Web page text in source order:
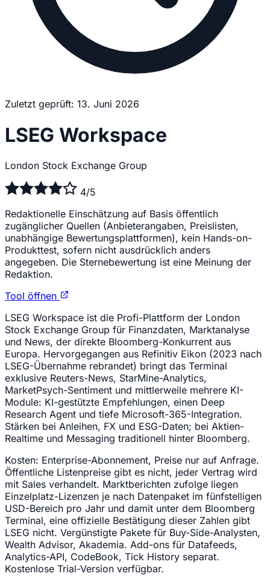
Zuletzt geprüft: 13. Juni 2026
LSEG Workspace
London Stock Exchange Group
4/5
Redaktionelle Einschätzung auf Basis öffentlich
zugänglicher Quellen (Anbieterangaben, Preislisten,
unabhängige Bewertungsplattformen), kein Hands-on-
Produkttest, sofern nicht ausdrücklich anders
angegeben. Die Sternebewertung ist eine Meinung der
Redaktion.
Tool öffnen
LSEG Workspace ist die Profi-Plattform der London
Stock Exchange Group für Finanzdaten, Marktanalyse
und News, der direkte Bloomberg-Konkurrent aus
Europa. Hervorgegangen aus Refinitiv Eikon (2023 nach
LSEG-Übernahme rebrandet) bringt das Terminal
exklusive Reuters-News, StarMine-Analytics,
MarketPsych-Sentiment und mittlerweile mehrere KI-
Module: KI-gestützte Empfehlungen, einen Deep
Research Agent und tiefe Microsoft-365-Integration.
Stärken bei Anleihen, FX und ESG-Daten; bei Aktien-
Realtime und Messaging traditionell hinter Bloomberg.
Kosten: Enterprise-Abonnement, Preise nur auf Anfrage.
Öffentliche Listenpreise gibt es nicht, jeder Vertrag wird
mit Sales verhandelt. Marktberichten zufolge liegen
Einzelplatz-Lizenzen je nach Datenpaket im fünfstelligen
USD-Bereich pro Jahr und damit unter dem Bloomberg
Terminal, eine offizielle Bestätigung dieser Zahlen gibt
LSEG nicht. Vergünstigte Pakete für Buy-Side-Analysten,
Wealth Advisor, Akademia. Add-ons für Datafeeds,
Analytics-API, CodeBook, Tick History separat.
Kostenlose Trial-Version verfügbar.